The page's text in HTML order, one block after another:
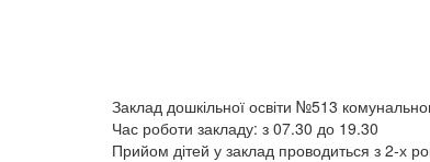
Заклад дошкільної освіти №513
Час роботи закладу: з 07.30 до 19.30
Прийом дітей у заклад проводиться з 2-х